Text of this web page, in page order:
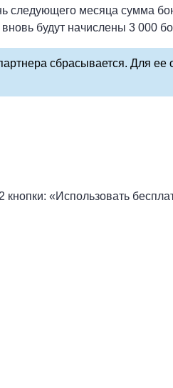
следующего месяца сумма
будут начислены 3 000
сбрасывается. Для ее
«Использовать